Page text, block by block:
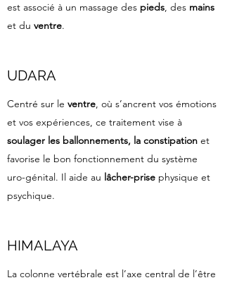
est associé à un massage des pieds, des mains
et du ventre.
UDARA
Centré sur le ventre, où s’ancrent vos émotions
et vos expériences, ce traitement vise à
soulager les ballonnements, la constipation et
favorise le bon fonctionnement du système
uro-génital. Il aide au lâcher-prise physique et
psychique.
HIMALAYA
La colonne vertébrale est l’axe central de l’être